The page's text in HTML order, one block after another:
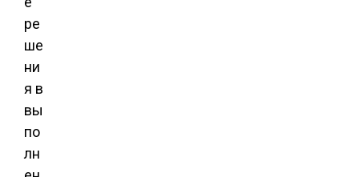
ре
ше
ни
я в
вы
по
лн